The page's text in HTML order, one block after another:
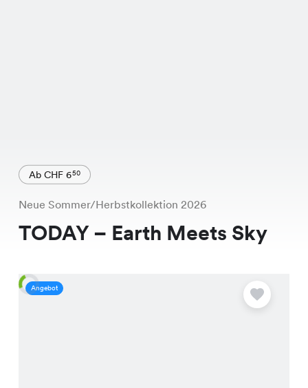
Ab CHF 650
Neue Sommer/Herbstkollektion 2026
TODAY – Earth Meets Sky
Angebot